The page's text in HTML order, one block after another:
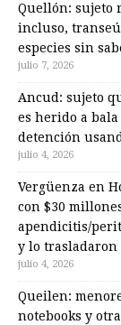
Quellón: sujeto
incluso,
especies sin
julio 7, 2026
Ancud: sujeto
es herido a
detención
julio 4, 2026
Vergüenza en
con $30
apendicitis/
y lo trasladaron
julio 4, 2026
Queilen:
notebooks y